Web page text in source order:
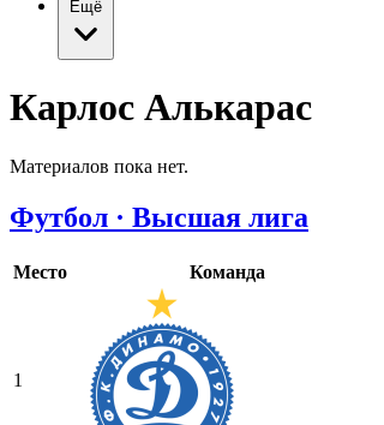
Ещё
Карлос Алькарас
Материалов пока нет.
Футбол · Высшая лига
Место Команда
1